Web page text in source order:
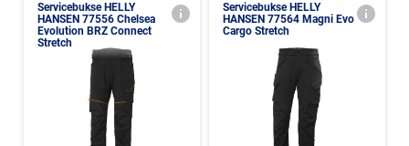
Servicebukse HELLY
HANSEN 77556 Chelsea
Evolution BRZ Connect
Stretch
Servicebukse HELLY
HANSEN 77564 Magni Evo
Cargo Stretch